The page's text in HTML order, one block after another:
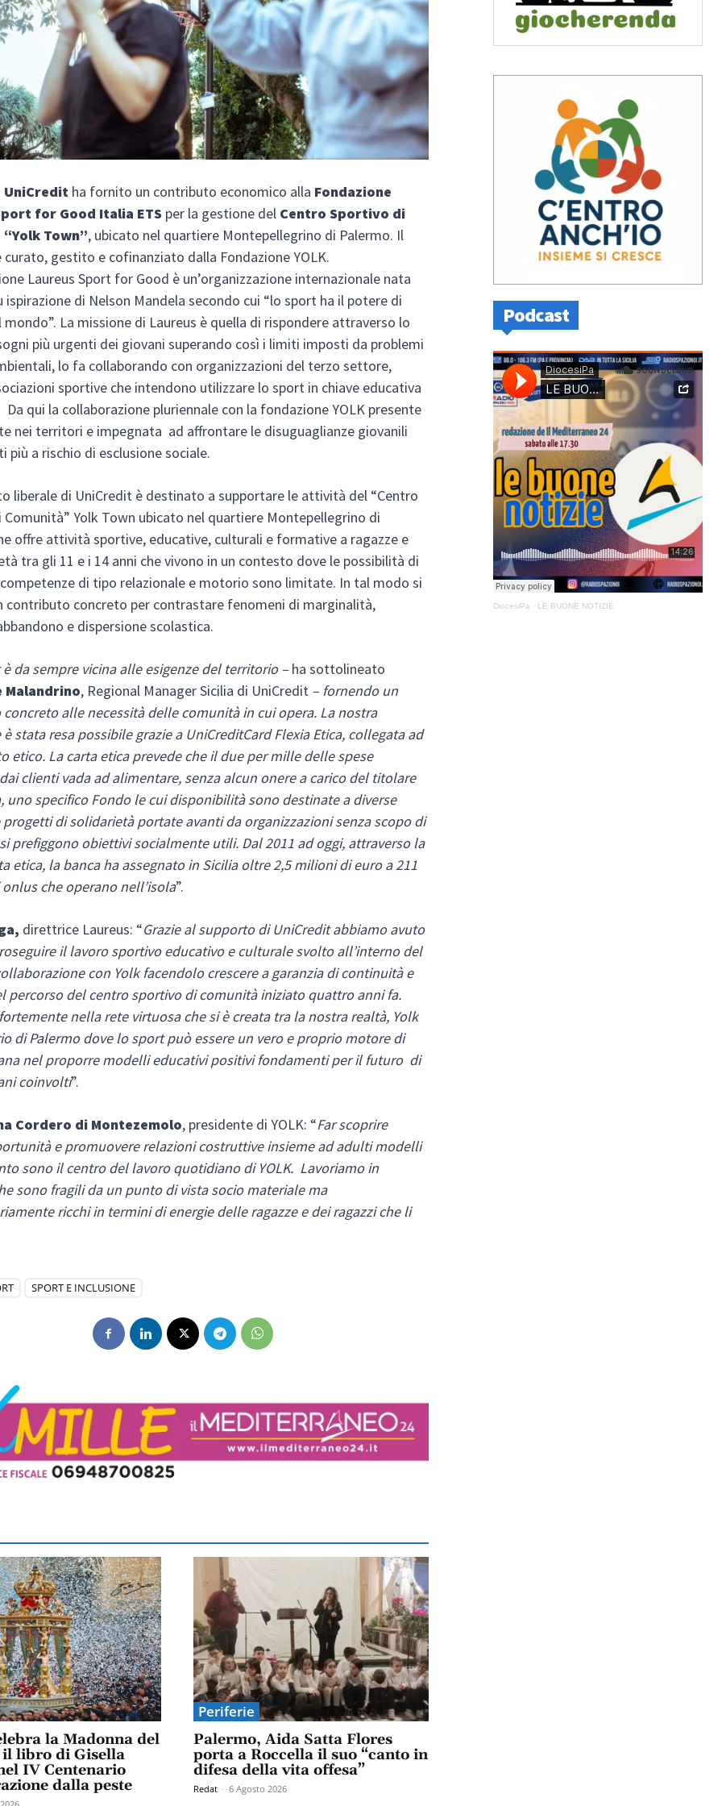
UniCredit ha fornito un contributo economico alla Fondazione
for Good Italia ETS per la gestione del Centro Sportivo di
Town”, ubicato nel quartiere Montepellegrino di Palermo. Il
curato, gestito e cofinanziato dalla Fondazione YOLK.
Laureus Sport for Good è un’organizzazione internazionale nata
ispirazione di Nelson Mandela secondo cui “lo sport ha il potere di
mondo”. La missione di Laureus è quella di rispondere attraverso lo
più urgenti dei giovani superando così i limiti imposti da problemi
lo fa collaborando con organizzazioni del terzo settore,
sportive che intendono utilizzare lo sport in chiave educativa
Da qui la collaborazione pluriennale con la fondazione YOLK presente
nei territori e impegnata ad affrontare le disuguaglianze giovanili
più a rischio di esclusione sociale.
liberale di UniCredit è destinato a supportare le attività del “Centro
Comunità” Yolk Town ubicato nel quartiere Montepellegrino di
offre attività sportive, educative, culturali e formative a ragazze e
tra gli 11 e i 14 anni che vivono in un contesto dove le possibilità di
di tipo relazionale e motorio sono limitate. In tal modo si
contributo concreto per contrastare fenomeni di marginalità,
e dispersione scolastica.
da sempre vicina alle esigenze del territorio – ha sottolineato
Malandrino, Regional Manager Sicilia di UniCredit – fornendo un
alle necessità delle comunità in cui opera. La nostra
stata resa possibile grazie a UniCreditCard Flexia Etica, collegata ad
etico. La carta etica prevede che il due per mille delle spese
clienti vada ad alimentare, senza alcun onere a carico del titolare
uno specifico Fondo le cui disponibilità sono destinate a diverse
progetti di solidarietà portate avanti da organizzazioni senza scopo di
prefiggono obiettivi socialmente utili. Dal 2011 ad oggi, attraverso la
etica, la banca ha assegnato in Sicilia oltre 2,5 milioni di euro a 211
che operano nell’isola”.
direttrice Laureus: “Grazie al supporto di UniCredit abbiamo avuto
il lavoro sportivo educativo e culturale svolto all’interno del
con Yolk facendolo crescere a garanzia di continuità e
percorso del centro sportivo di comunità iniziato quattro anni fa.
nella rete virtuosa che si è creata tra la nostra realtà, Yolk
di Palermo dove lo sport può essere un vero e proprio motore di
nel proporre modelli educativi positivi fondamenti per il futuro di
coinvolti”.
Cordero di Montezemolo, presidente di YOLK: “Far scoprire
e promuovere relazioni costruttive insieme ad adulti modelli
sono il centro del lavoro quotidiano di YOLK. Lavoriamo in
sono fragili da un punto di vista socio materiale ma
ricchi in termini di energie delle ragazze e dei ragazzi che li
SPORT E INCLUSIONE
la Madonna del
il libro di Gisella
IV Centenario
dalla peste
Periferie
Palermo, Aida Satta Flores
porta a Roccella il suo “canto in
difesa della vita offesa”
Redat - 6 Agosto 2026
Podcast
DiocesiPa · LE BUONE NOTIZIE